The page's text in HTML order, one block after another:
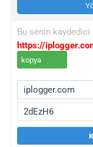
Bu senin kaydedici
https://
kopya